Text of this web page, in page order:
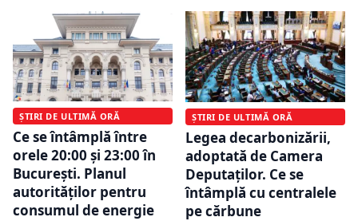
ȘTIRI DE ULTIMĂ ORĂ
Ce se întâmplă între
orele 20:00 și 23:00 în
București. Planul
autorităților pentru
consumul de energie
ȘTIRI DE ULTIMĂ ORĂ
Legea decarbonizării,
adoptată de Camera
Deputaților. Ce se
întâmplă cu centralele
pe cărbune